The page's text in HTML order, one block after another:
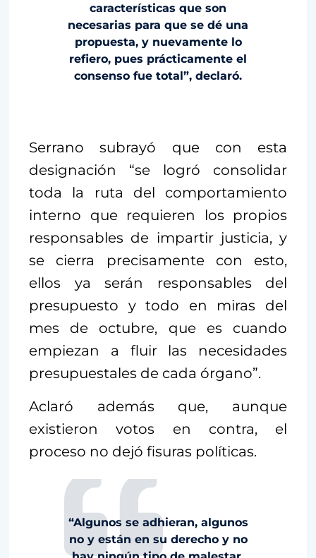
características que son
necesarias para que se dé una
propuesta, y nuevamente lo
refiero, pues prácticamente el
consenso fue total”, declaró.
Serrano subrayó que con esta
designación “se logró consolidar
toda la ruta del comportamiento
interno que requieren los propios
responsables de impartir justicia, y
se cierra precisamente con esto,
ellos ya serán responsables del
presupuesto y todo en miras del
mes de octubre, que es cuando
empiezan a fluir las necesidades
presupuestales de cada órgano”.
Aclaró además que, aunque
existieron votos en contra, el
proceso no dejó fisuras políticas.
“Algunos se adhieran, algunos
no y están en su derecho y no